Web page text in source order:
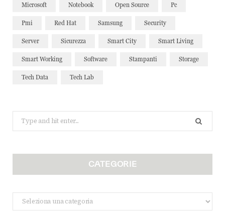
Microsoft Notebook Open Source Pc
Pmi Red Hat Samsung Security
Server Sicurezza Smart City Smart Living
Smart Working Software Stampanti Storage
Tech Data Tech Lab
Search
for:
CATEGORIE
Categorie